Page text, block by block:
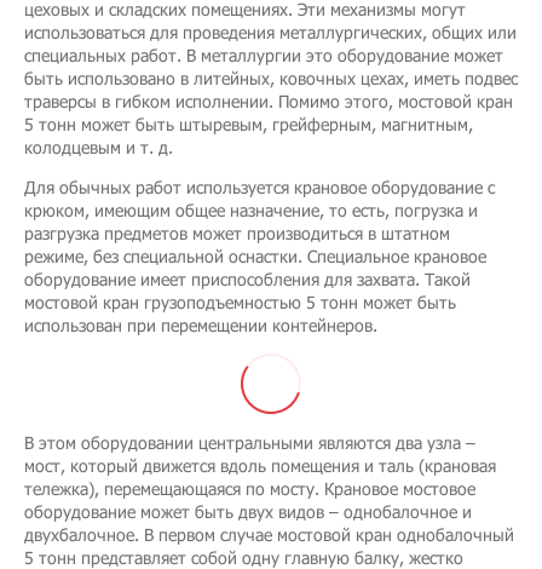
цеховых и складских помещениях. Эти механизмы могут
использоваться для проведения металлургических, общих или
специальных работ. В металлургии это оборудование может
быть использовано в литейных, ковочных цехах, иметь подвес
траверсы в гибком исполнении. Помимо этого, мостовой кран
5 тонн может быть штыревым, грейферным, магнитным,
колодцевым и т. д.
Для обычных работ используется крановое оборудование с
крюком, имеющим общее назначение, то есть, погрузка и
разгрузка предметов может производиться в штатном
режиме, без специальной оснастки. Специальное крановое
оборудование имеет приспособления для захвата. Такой
мостовой кран грузоподъемностью 5 тонн может быть
использован при перемещении контейнеров.
В этом оборудовании центральными являются два узла –
мост, который движется вдоль помещения и таль (крановая
тележка), перемещающаяся по мосту. Крановое мостовое
оборудование может быть двух видов – однобалочное и
двухбалочное. В первом случае мостовой кран однобалочный
5 тонн представляет собой одну главную балку, жестко